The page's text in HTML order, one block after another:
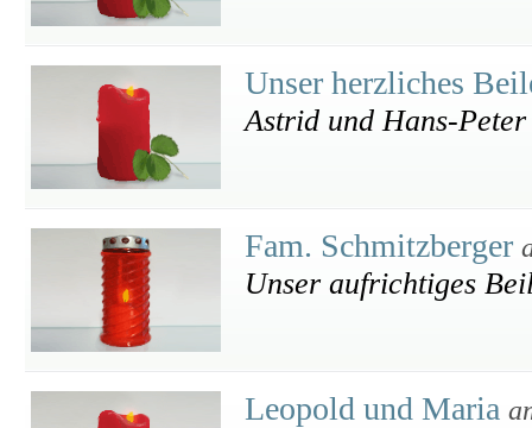
Unser herzliches
Astrid und Hans-
Fam. Schmitzberger
Unser aufrichtiges
Leopold und Maria